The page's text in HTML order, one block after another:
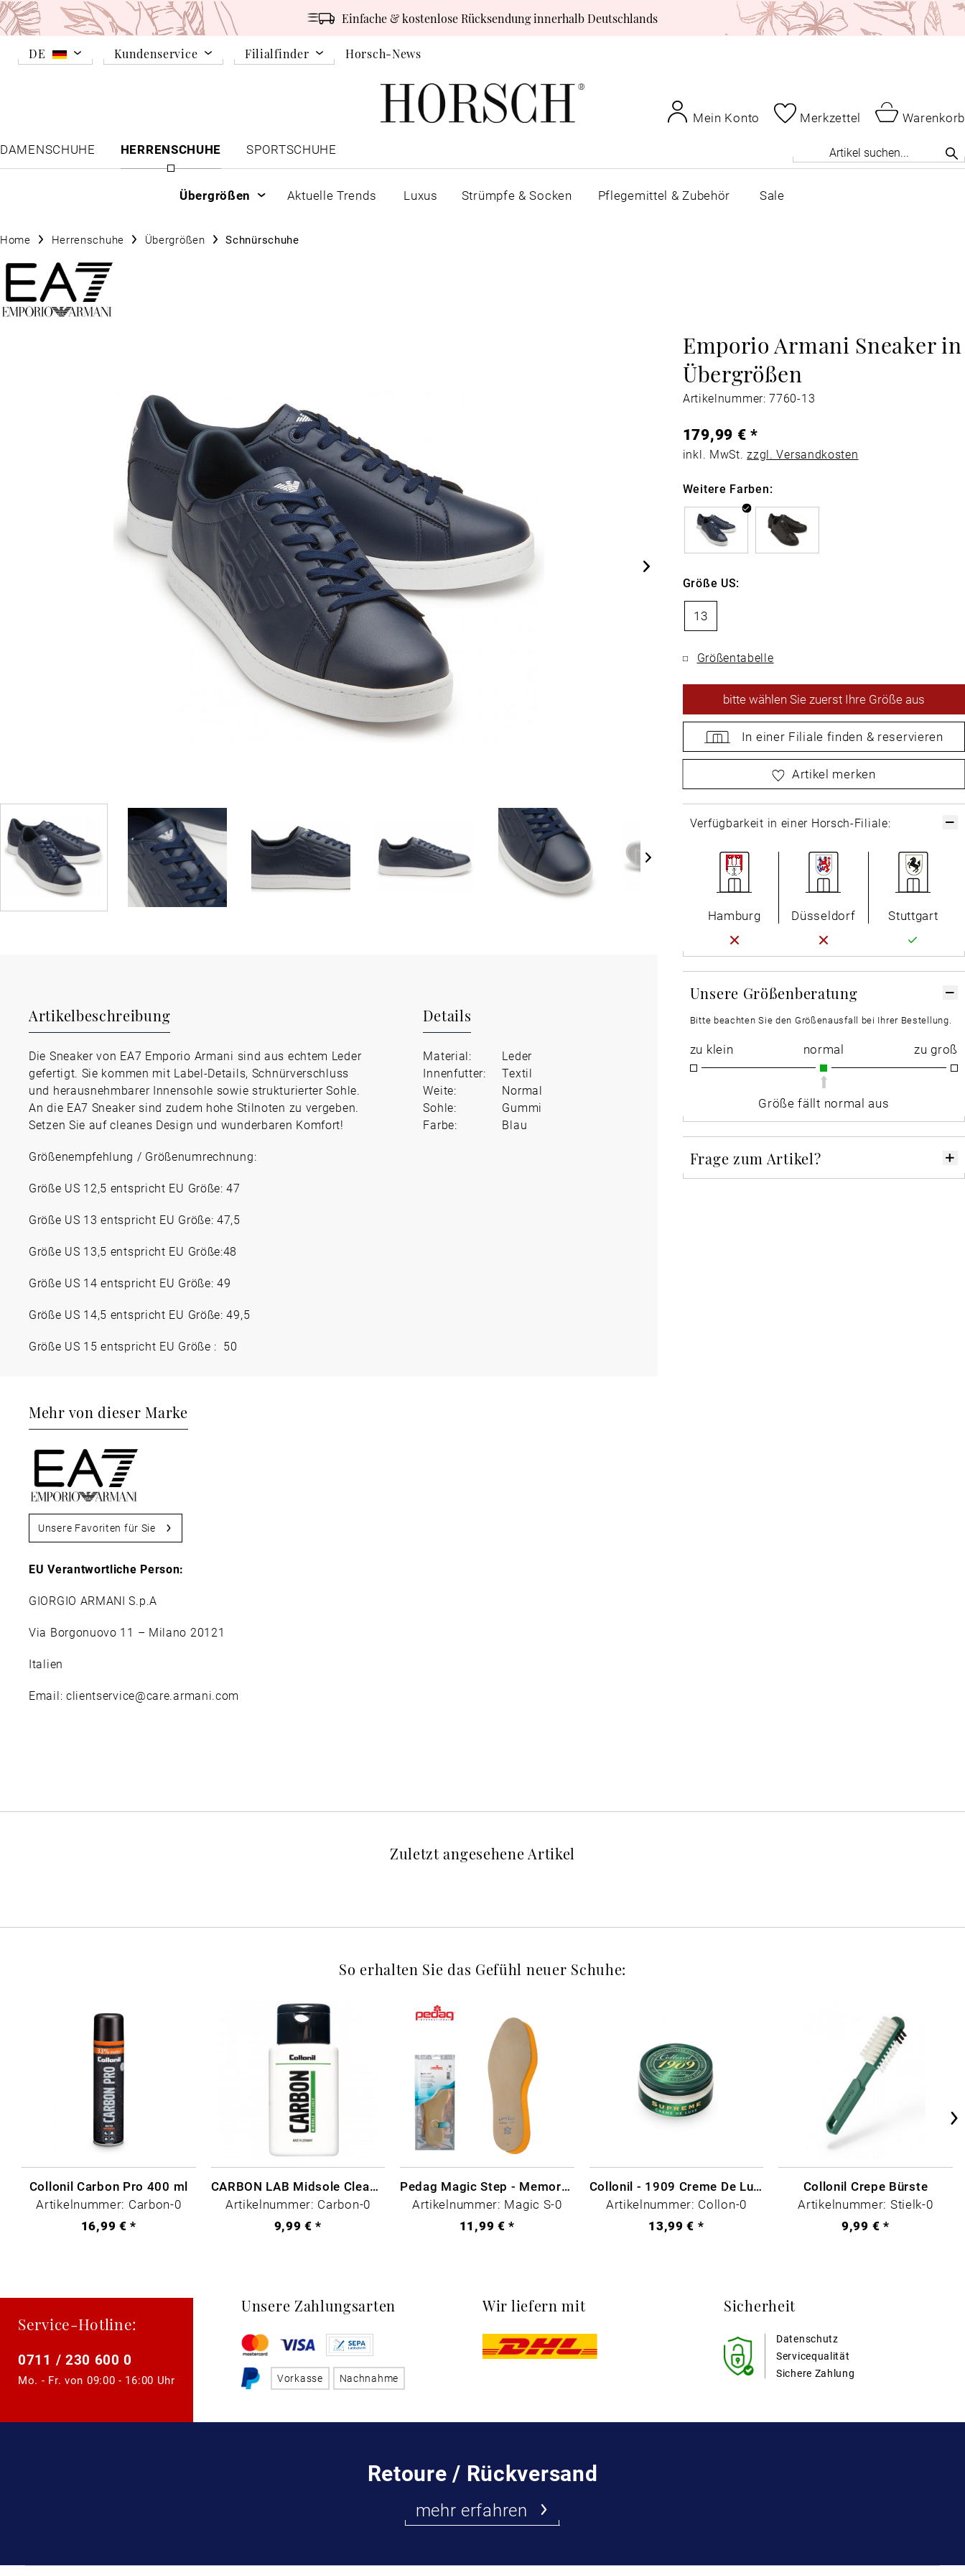
Einfache & kostenlose Rücksendung innerhalb Deutschlands
DE Kundenservice Filialfinder Horsch-News
Mein Konto Merkzettel
Warenkorb
DAMENSCHUHE
HERRENSCHUHE SPORTSCHUHE
Übergrößen Aktuelle Trends Luxus Strümpfe & Socken Pflegemittel & Zubehör Sale
Home Herrenschuhe Übergrößen Schnürschuhe
Emporio Armani Sneaker in
Übergrößen
Artikelnummer: 7760-13
Artikelbeschreibung
Die Sneaker von EA7 Emporio Armani sind aus echtem Leder
gefertigt. Sie kommen mit Label-Details, Schnürverschluss
und herausnehmbarer Innensohle sowie strukturierter Sohle.
An die EA7 Sneaker sind zudem hohe Stilnoten zu vergeben.
Setzen Sie auf cleanes Design und wunderbaren Komfort!
Größenempfehlung / Größenumrechnung:
Größe US 12,5 entspricht EU Größe: 47
Größe US 13 entspricht EU Größe: 47,5
Größe US 13,5 entspricht EU Größe:48
Größe US 14 entspricht EU Größe: 49
Größe US 14,5 entspricht EU Größe: 49,5
Größe US 15 entspricht EU Größe : 50
Details
Material:
Leder
Innenfutter:
Textil
Weite:
Normal
Sohle:
Gummi
Farbe:
Blau
Mehr von dieser Marke
Unsere Favoriten für Sie
EU Verantwortliche Person:
GIORGIO ARMANI S.p.A
Via Borgonuovo 11 – Milano 20121
Italien
Email: clientservice@care.armani.com
179,99 € *
inkl. MwSt.zzgl. Versandkosten
Weitere Farben:
Größe US:
13
Größentabelle
bittewählen Sie zuerst Ihre Größe aus
In einer Filiale finden & reservieren
wählen Sie zuerst Ihre Größe aus
Artikel merken
Verfügbarkeit in einer Horsch-Filiale:
Hamburg Düsseldorf Stuttgart
Unsere Größenberatung
Bitte beachten Sie den Größenausfall bei Ihrer Bestellung.
zu klein normal zu groß
Größe fällt normal aus
Frage zum Artikel?
Zuletzt angesehene Artikel
So erhalten Sie das Gefühl neuer Schuhe:
Collonil Carbon Pro 400 ml
Artikelnummer: Carbon-0
16,99 € *
CARBON LAB Midsole Cleaner
Artikelnummer: Carbon-0
9,99 € *
Pedag Magic Step - Memory Schaum
Artikelnummer: Magic S-0
11,99 € *
Collonil - 1909 Creme De Luxe Farblos
Artikelnummer: Collon-0
13,99 € *
Collonil Crepe Bürste
Artikelnummer: Stielk-0
9,99 € *
Retoure / Rückversand
mehr erfahren
Service-Hotline:
0711 / 230 600 0
Mo. - Fr. von 09:00 - 16:00 Uhr
Unsere Zahlungsarten
Vorkasse Nachnahme
Wir liefern mit Sicherheit
Datenschutz
Sichere Zahlung
Servicequalität